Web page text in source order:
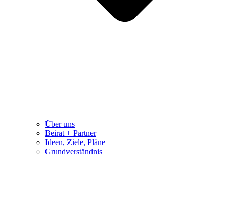
Über uns
Beirat + Partner
Ideen, Ziele, Pläne
Grundverständnis